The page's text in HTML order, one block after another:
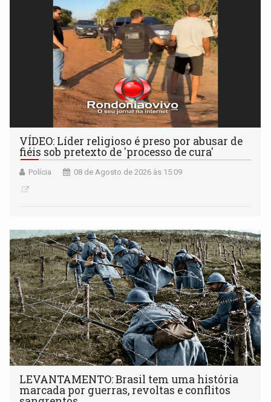
VÍDEO: Líder religioso é preso por abusar de
fiéis sob pretexto de 'processo de cura'
Polícia 08 de Agosto de 2026 às 15:09
LEVANTAMENTO: Brasil tem uma história
marcada por guerras, revoltas e conflitos